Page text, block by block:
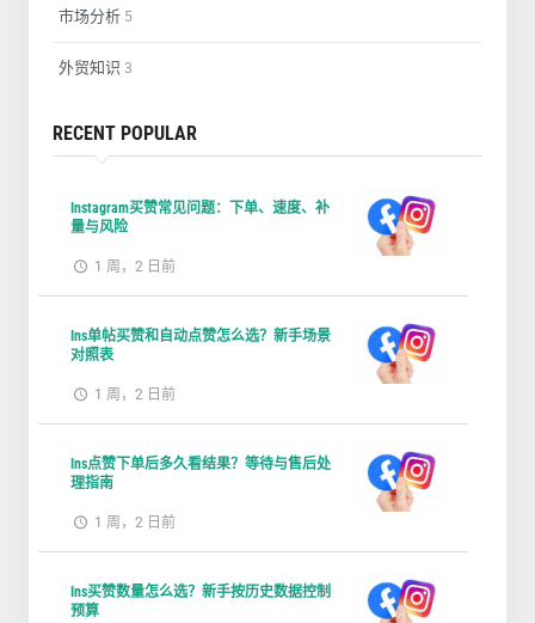
市场分析 5
外贸知识 3
RECENT POPULAR
Instagram买赞常见问题：下单、速度、补
量与风险
1 周，2 日前
Ins单帖买赞和自动点赞怎么选？新手场景
对照表
1 周，2 日前
Ins点赞下单后多久看结果？等待与售后处
理指南
1 周，2 日前
Ins买赞数量怎么选？新手按历史数据控制
预算